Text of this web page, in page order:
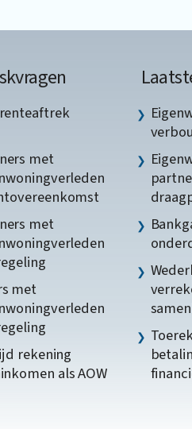
met
met
met
rekening
als AOW